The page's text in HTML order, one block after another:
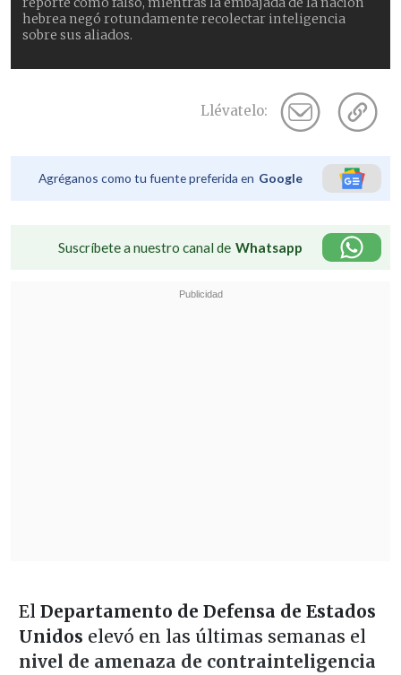
hebrea negó rotundamente recolectar inteligencia
sobre sus aliados.
Llévatelo:
Agréganos como tu fuente preferida en Google
Suscríbete a nuestro canal de Whatsapp
El Departamento de Defensa de Estados
Unidos elevó en las últimas semanas el
nivel de amenaza de contrainteligencia